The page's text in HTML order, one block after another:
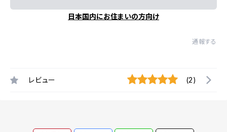
日本国内にお住まいの方向け
通報する
レビュー (2)